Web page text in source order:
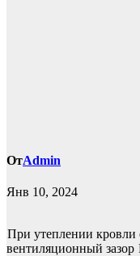
ОтAdmin
Янв 10, 2024
При утеплении кровли
вентиляционный зазор